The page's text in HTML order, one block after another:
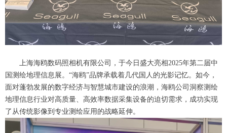
上海海鸥数码照相机有限公司，于今日盛大亮相2025年第二届中
国测绘地理信息展。“海鸥”品牌承载着几代国人的光影记忆。如今，
面对蓬勃发展的数字经济与智慧城市建设的浪潮，海鸥公司洞察测绘
地理信息行业对高质量、高效率数据采集设备的迫切需求，成功实现
了从传统影像到专业测绘应用的战略延伸。